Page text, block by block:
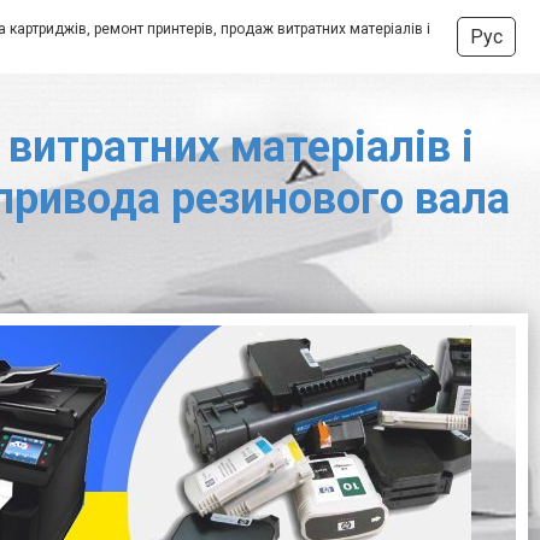
картриджів, ремонт принтерів, продаж витратних матеріалів і Рус
матеріалів і
резинового вала